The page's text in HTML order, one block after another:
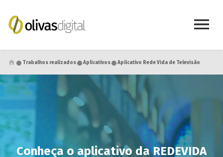
● Trabalhos realizados●Aplicativos●Aplicativo Rede Vida de Televisão
Conheça o aplicativo da REDEVIDA